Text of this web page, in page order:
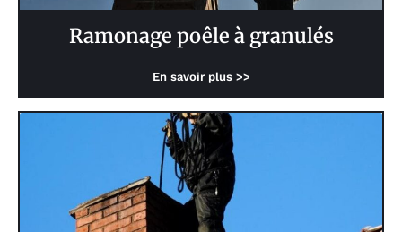
Ramonage poêle à granulés
En savoir plus >>